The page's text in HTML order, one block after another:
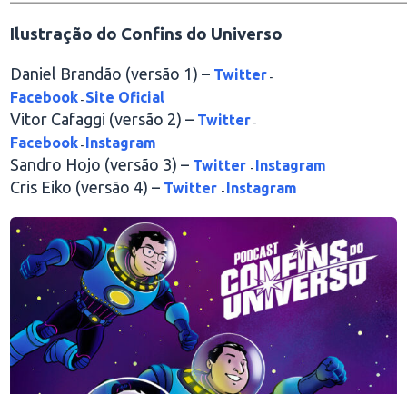
Ilustração do Confins do Universo
Daniel Brandão (versão 1) – Twitter -
Facebook - Site Oficial
Vitor Cafaggi (versão 2) – Twitter -
Facebook - Instagram
Sandro Hojo (versão 3) – Twitter - Instagram
Cris Eiko (versão 4) – Twitter - Instagram